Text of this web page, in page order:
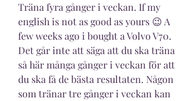
Träna fyra gånger i veckan. If my
english is not as good as yours 😉 A
few weeks ago i bought a Volvo V70.
Det går inte att säga att du ska träna
så här många gånger i veckan för att
du ska få de bästa resultaten. Någon
som tränar tre gånger i veckan kan